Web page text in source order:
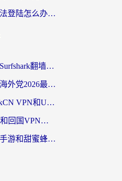
宝石大乱斗国外无法登陆怎么办？海外玩家专属加速指南（附穿越火线原野传说解决方案）
海外党必看：除了Surfshark翻墙回国，这些加速器选择技巧你真的懂吗？
回国后怎么翻墙？海外党2026最新无缝访问国内资源全攻略（附对比实测）
海外党必看：ChickCN VPN和UfunR VPN对比哪个回国效果更好？附实用选择指南
云极VPN好用吗？和回国VPN对比哪个回国效果更好？海外党亲测避坑指南
海外党必看：雷神手游和甜蜜蜂好用吗？3步选对回国加速器无缝刷国内资源